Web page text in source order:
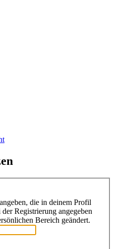
die in deinem Profil
Registrierung angegeben
Bereich geändert.